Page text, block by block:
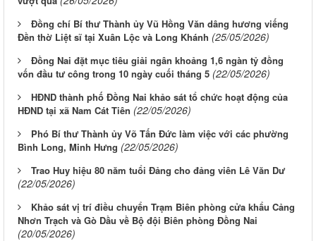
Đồng chí Bí thư Thành ủy Vũ Hồng Văn dâng hương viếng
Đền thờ Liệt sĩ tại Xuân Lộc và Long Khánh (25/05/2026)
Đồng Nai đặt mục tiêu giải ngân khoảng 1,6 ngàn tỷ đồng
vốn đầu tư công trong 10 ngày cuối tháng 5 (22/05/2026)
HĐND thành phố Đồng Nai khảo sát tổ chức hoạt động của
HĐND tại xã Nam Cát Tiên (22/05/2026)
Phó Bí thư Thành ủy Võ Tấn Đức làm việc với các phường
Bình Long, Minh Hưng (22/05/2026)
Trao Huy hiệu 80 năm tuổi Đảng cho đảng viên Lê Văn Dư
(22/05/2026)
Khảo sát vị trí điều chuyển Trạm Biên phòng cửa khẩu Cảng
Nhơn Trạch và Gò Dầu về Bộ đội Biên phòng Đồng Nai
(20/05/2026)